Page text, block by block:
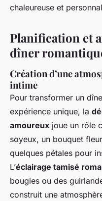
chaleureuse et
Planification et
dîner
Création d’une
intime
Pour transformer un
expérience unique, la
amoureux joue un rôle
soyeux, un bouquet
quelques pétales pour
L’éclairage tamisé
bougies ou des
construit une